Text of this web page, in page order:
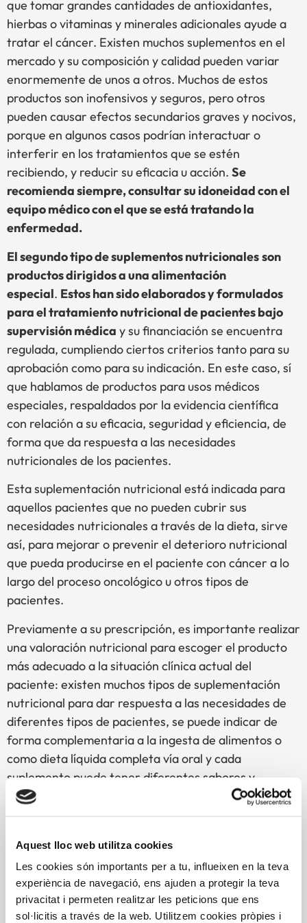
Aquest lloc web utilitza cookies
Les cookies són importants per a tu, influeixen en la teva
experiència de navegació, ens ajuden a protegir la teva
privacitat i permeten realitzar les peticions que ens
sol·licitis a través de la web. Utilitzem cookies pròpies i
que tomar grandes cantidades de antioxidantes,
hierbas o vitaminas y minerales adicionales ayude a
tratar el cáncer. Existen muchos suplementos en el
mercado y su composición y calidad pueden variar
enormemente de unos a otros. Muchos de estos
productos son inofensivos y seguros, pero otros
pueden causar efectos secundarios graves y nocivos,
porque en algunos casos podrían interactuar o
interferir en los tratamientos que se estén
recibiendo, y reducir su eficacia u acción. Se
recomienda siempre, consultar su idoneidadcon el
equipo médico con el que se está tratando la
enfermedad.
El segundo tipo de suplementos nutricionalesson
productos dirigidos a una alimentación
especial. Estos han sido elaborados y formulados
para el tratamiento nutricional de pacientes bajo
supervisión médica y su financiación se encuentra
regulada, cumpliendo ciertos criterios tanto para su
aprobación como para su indicación. En este caso, sí
que hablamos de productos para usos médicos
especiales, respaldados por la evidencia científica
con relación a su eficacia, seguridad y eficiencia, de
forma que da respuesta a las necesidades
nutricionales de los pacientes.
Esta suplementación nutricional está indicada para
aquellos pacientes que no pueden cubrir sus
necesidades nutricionales a través de la dieta, sirve
así, para mejorar o prevenir el deterioro nutricional
que pueda producirse en el paciente con cáncer a lo
largo del proceso oncológico u otros tipos de
pacientes.
Previamente a su prescripción, es importante realizar
una valoración nutricional para escoger el producto
más adecuado a la situación clínica actual del
paciente: existen muchos tipos de suplementación
nutricional para dar respuesta a las necesidades de
diferentes tipos de pacientes, se puede indicar de
forma complementaria a la ingesta de alimentos o
como dieta líquida completa vía oral y cada
suplemento puede tener diferentes sabores y
texturas para facilitar la adherencia a la pauta.
facultativo especialista o desde la unidad de
nutrición y dietética del centro hospitalario, bajo
supervisión del profesional de referencia que lleva
al paciente durante el tratamiento oncológico
indicará el tipo y la dosis adecuada a consumir. Los